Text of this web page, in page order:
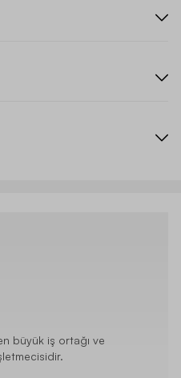
büyük iş ortağı ve